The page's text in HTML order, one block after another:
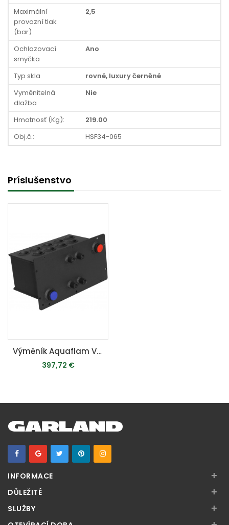
Maximální
provozní tlak
(bar)
2,5
Ochlazovací
smyčka
Ano
Typ skla
rovné, luxury černěné
Vyměnitelná
dlažba
Nie
Hmotnosť (Kg):
219.00
Obj.č.:
HSF34-065
Príslušenstvo
Výměník Aquaflam VARIO 5kW - teplovodní krbová kamna
397,72 €
INFORMACE +
DŮLEŽITÉ +
SLUŽBY +